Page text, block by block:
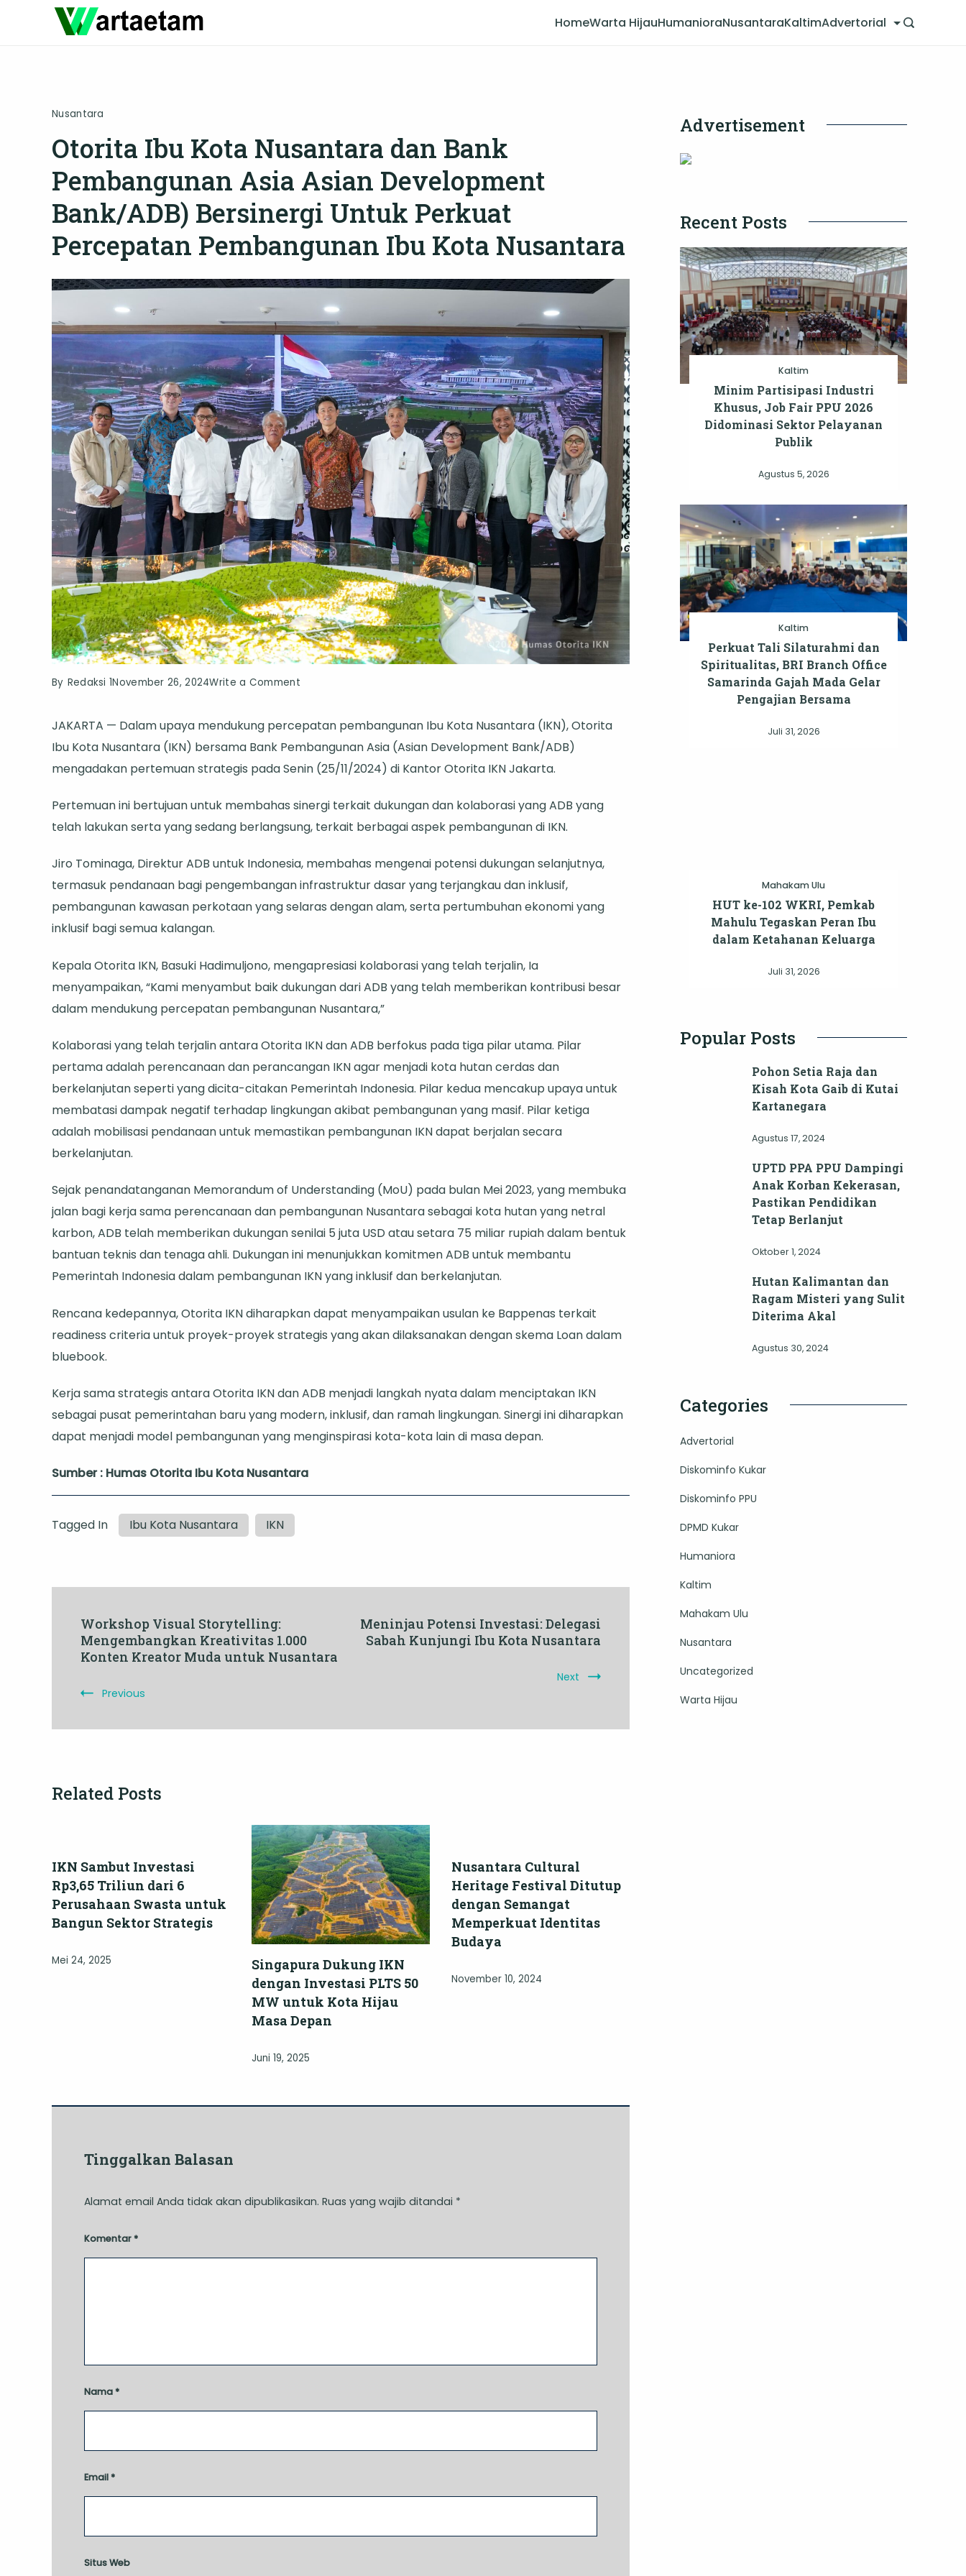
HomeWarta HijauHumanioraNusantaraKaltimAdvertorial
Nusantara
Otorita Ibu Kota Nusantara dan Bank
Pembangunan Asia Asian Development
Bank/ADB) Bersinergi Untuk Perkuat
Percepatan Pembangunan Ibu Kota Nusantara
By Redaksi 1November 26, 2024Write a Commenton
Ibu
Kota
Nusantara
Bank
Pembangunan
Untuk
Perkuat
Percepatan
Ibu
Kota
Nusantara
JAKARTA — Dalam upaya mendukung percepatan pembangunan Ibu Kota Nusantara (IKN), Otorita
Ibu Kota Nusantara (IKN) bersama Bank Pembangunan Asia (Asian Development Bank/ADB)
mengadakan pertemuan strategis pada Senin (25/11/2024) di Kantor Otorita IKN Jakarta.
Pertemuan ini bertujuan untuk membahas sinergi terkait dukungan dan kolaborasi yang ADB yang
telah lakukan serta yang sedang berlangsung, terkait berbagai aspek pembangunan di IKN.
Jiro Tominaga, Direktur ADB untuk Indonesia, membahas mengenai potensi dukungan selanjutnya,
termasuk pendanaan bagi pengembangan infrastruktur dasar yang terjangkau dan inklusif,
pembangunan kawasan perkotaan yang selaras dengan alam, serta pertumbuhan ekonomi yang
inklusif bagi semua kalangan.
Kepala Otorita IKN, Basuki Hadimuljono, mengapresiasi kolaborasi yang telah terjalin, Ia
menyampaikan, “Kami menyambut baik dukungan dari ADB yang telah memberikan kontribusi besar
dalam mendukung percepatan pembangunan Nusantara,”
Kolaborasi yang telah terjalin antara Otorita IKN dan ADB berfokus pada tiga pilar utama. Pilar
pertama adalah perencanaan dan perancangan IKN agar menjadi kota hutan cerdas dan
berkelanjutan seperti yang dicita-citakan Pemerintah Indonesia. Pilar kedua mencakup upaya untuk
membatasi dampak negatif terhadap lingkungan akibat pembangunan yang masif. Pilar ketiga
adalah mobilisasi pendanaan untuk memastikan pembangunan IKN dapat berjalan secara
berkelanjutan.
Sejak penandatanganan Memorandum of Understanding (MoU) pada bulan Mei 2023, yang membuka
jalan bagi kerja sama perencanaan dan pembangunan Nusantara sebagai kota hutan yang netral
karbon, ADB telah memberikan dukungan senilai 5 juta USD atau setara 75 miliar rupiah dalam bentuk
bantuan teknis dan tenaga ahli. Dukungan ini menunjukkan komitmen ADB untuk membantu
Pemerintah Indonesia dalam pembangunan IKN yang inklusif dan berkelanjutan.
Rencana kedepannya, Otorita IKN diharapkan dapat menyampaikan usulan ke Bappenas terkait
readiness criteria untuk proyek-proyek strategis yang akan dilaksanakan dengan skema Loan dalam
bluebook.
Kerja sama strategis antara Otorita IKN dan ADB menjadi langkah nyata dalam menciptakan IKN
sebagai pusat pemerintahan baru yang modern, inklusif, dan ramah lingkungan. Sinergi ini diharapkan
dapat menjadi model pembangunan yang menginspirasi kota-kota lain di masa depan.
Sumber : Humas Otorita Ibu Kota Nusantara
Tagged In Ibu Kota Nusantara IKN
Post
Navigation
Workshop Visual Storytelling:
Mengembangkan Kreativitas 1.000
Konten Kreator Muda untuk Nusantara
Previous
Meninjau Potensi Investasi: Delegasi
Sabah Kunjungi Ibu Kota Nusantara
Next
Related Posts
IKN Sambut Investasi
Rp3,65 Triliun dari 6
Perusahaan Swasta untuk
Bangun Sektor Strategis
Mei 24, 2025
Singapura Dukung IKN
dengan Investasi PLTS 50
MW untuk Kota Hijau
Masa Depan
Juni 19, 2025
Nusantara Cultural
Heritage Festival Ditutup
dengan Semangat
Memperkuat Identitas
Budaya
November 10, 2024
Tinggalkan Balasan
Alamat email Anda tidak akan dipublikasikan. Ruas yang wajib ditandai *
Komentar *
Nama *
Email *
Situs Web
Advertisement
Recent Posts
Kaltim
Minim Partisipasi Industri
Khusus, Job Fair PPU 2026
Didominasi Sektor Pelayanan
Publik
Agustus 5, 2026
Kaltim
Perkuat Tali Silaturahmi dan
Spiritualitas, BRI Branch Office
Samarinda Gajah Mada Gelar
Pengajian Bersama
Juli 31, 2026
Mahakam Ulu
HUT ke-102 WKRI, Pemkab
Mahulu Tegaskan Peran Ibu
dalam Ketahanan Keluarga
Juli 31, 2026
Popular Posts
Pohon Setia Raja dan
Kisah Kota Gaib di Kutai
Kartanegara
Agustus 17, 2024
UPTD PPA PPU Dampingi
Anak Korban Kekerasan,
Pastikan Pendidikan
Tetap Berlanjut
Oktober 1, 2024
Hutan Kalimantan dan
Ragam Misteri yang Sulit
Diterima Akal
Agustus 30, 2024
Categories
Advertorial
Diskominfo Kukar
Diskominfo PPU
DPMD Kukar
Humaniora
Kaltim
Mahakam Ulu
Nusantara
Uncategorized
Warta Hijau